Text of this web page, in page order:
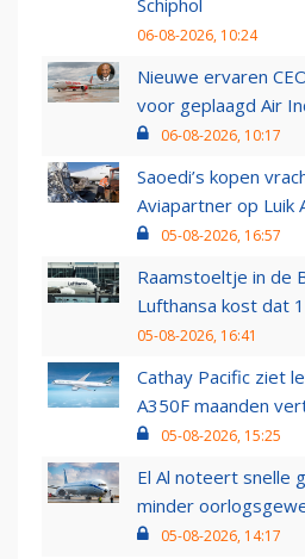
Schiphol
06-08-2026, 10:24
Nieuwe ervaren
voor geplaagd Air
06-08-2026, 10:17
Saoedi’s kopen
Aviapartner op Luik
05-08-2026, 16:57
Raamstoeltje in de
Lufthansa kost dat
05-08-2026, 16:41
Cathay Pacific ziet
A350F maanden
05-08-2026, 15:25
El Al noteert snelle
minder
05-08-2026, 14:17